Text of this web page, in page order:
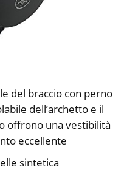
del braccio con perno
dell’archetto e il
offrono una vestibilità
eccellente
sintetica